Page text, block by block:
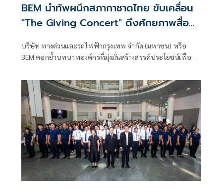
BEM นำทัพผนึกสภากาชาดไทย ขับเคลื่อน
"The Giving Concert" ดึงศักยภาพสื่อ
BMN ในระบบ MRT ส่งต่อวัฒนธรรมแห่ง
การให้สู่สังคม
บริษัท ทางด่วนและรถไฟฟ้ากรุงเทพ จำกัด (มหาชน) หรือ
BEM ตอกย้ำบทบาทองค์กรที่มุ่งมั่นสร้างสรรค์ประโยชน์เพื่อ